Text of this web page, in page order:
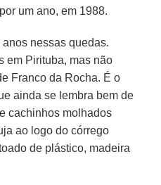
um ano, em 1988.
nessas quedas.
em Pirituba, mas não
Franco da Rocha. É o
ainda se lembra bem de
cachinhos molhados
ao logo do córrego
de plástico, madeira